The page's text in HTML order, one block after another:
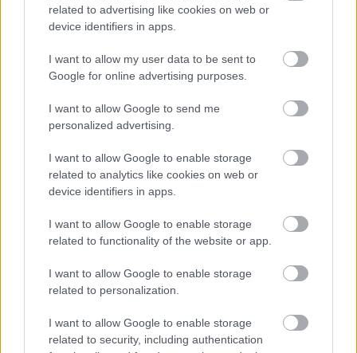
related to advertising like cookies on web or
device identifiers in apps.
I want to allow my user data to be sent to
Google for online advertising purposes.
I want to allow Google to send me
personalized advertising.
I want to allow Google to enable storage
related to analytics like cookies on web or
device identifiers in apps.
I want to allow Google to enable storage
related to functionality of the website or app.
I want to allow Google to enable storage
related to personalization.
I want to allow Google to enable storage
related to security, including authentication
Δευτέρα, 12 Νοεμβρίου 2007, 12:14
Πνευμονοπάθεια
Μια από τις μοιραίες επιπτώσεις του καπνίσματος είναι η
χρόνια αποφρακτική πνευμονοπάθεια (ΧΑΠ), από την οποία
υπολογίζεται ότι σήμερα πάσχουν περισσότεροι από